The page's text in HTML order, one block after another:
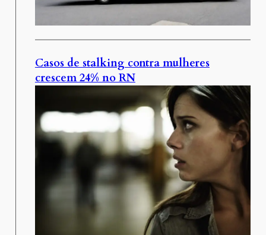
Casos de stalking contra mulheres
crescem 24% no RN